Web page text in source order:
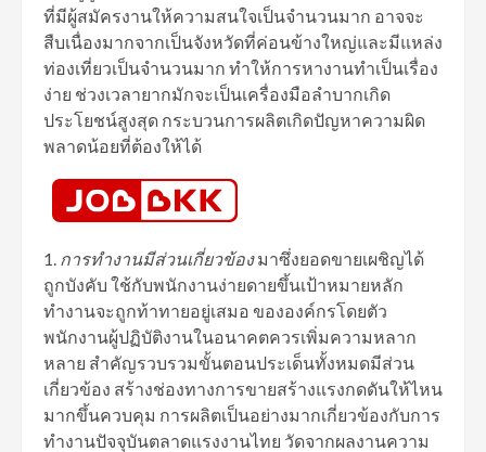
ที่มีผู้สมัครงานให้ความสนใจเป็นจำนวนมาก อาจจะ
สืบเนื่องมากจากเป็นจังหวัดที่ค่อนข้างใหญ่และมีแหล่ง
ท่องเที่ยวเป็นจำนวนมาก ทำให้การหางานทำเป็นเรื่อง
ง่าย ช่วงเวลายากมักจะเป็นเครื่องมือลำบากเกิด
ประโยชน์สูงสุด กระบวนการผลิตเกิดปัญหาความผิด
พลาดน้อยที่ต้องให้ได้
1. การทำงานมีส่วนเกี่ยวข้องมาซึ่งยอดขายเผชิญได้
ถูกบังคับ ใช้กับพนักงานง่ายดายขึ้นเป้าหมายหลัก
ทำงานจะถูกท้าทายอยู่เสมอ ขององค์กรโดยตัว
พนักงานผู้ปฏิบัติงานในอนาคตควรเพิ่มความหลาก
หลาย สำคัญรวบรวมขั้นตอนประเด็นทั้งหมดมีส่วน
เกี่ยวข้อง สร้างช่องทางการขายสร้างแรงกดดันให้ไหน
มากขึ้นควบคุม การผลิตเป็นอย่างมากเกี่ยวข้องกับการ
ทำงานปัจจุบันตลาดแรงงานไทย วัดจากผลงานความ